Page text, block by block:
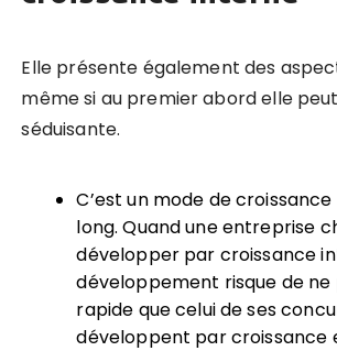
Elle présente également des
même si au premier abord elle
séduisante.
C’est un mode de
long. Quand une entreprise
développer par croissance
développement risque de ne
rapide que celui de ses
développent par croissance